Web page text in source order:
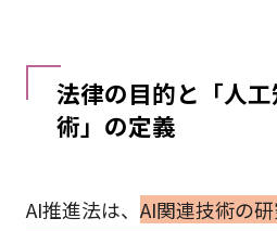
法律の目的と「人
術」の定義
AI推進法は、 AI関連技術の